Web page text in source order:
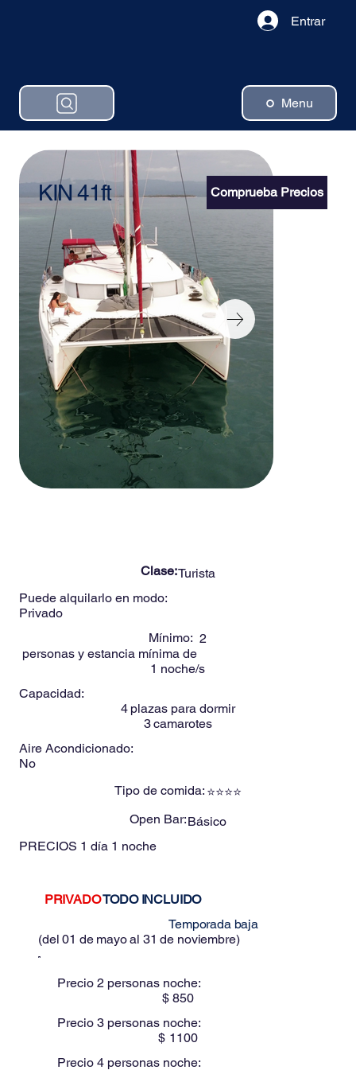
Menu
Entrar
KIN 41ft Comprueba Precios
Clase:Turista
Puede alquilarlo en modo:
Privado
Mínimo: 2
personas y estancia mínima de
1 noche/s
Capacidad:
4 plazas para dormir
3camarotes
Aire Acondicionado:
No
Tipo de comida: ⭐⭐⭐⭐
Open Bar:Básico
PRECIOS 1 día 1 noche
PRIVADOTODO INCLUIDO
Estos precios son para:Temporada baja
(del 01 de mayo al 31 de noviembre)
Precio 2 personas noche:
$ 850
Precio 3 personas noche:
$ 1100
Precio 4 personas noche: